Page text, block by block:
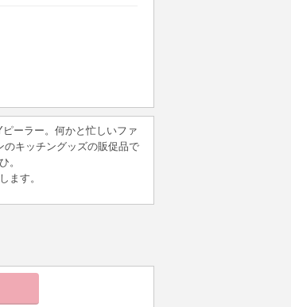
ーラー。何かと忙しいファ
のキッチングッズの販促品で
。
ます。